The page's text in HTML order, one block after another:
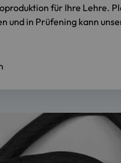
für Ihre Lehre.
und in Prüfening kann